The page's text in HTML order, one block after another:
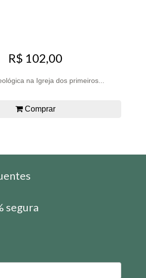
R$ 102,00
na Igreja dos primeiros...
Comprar
segura